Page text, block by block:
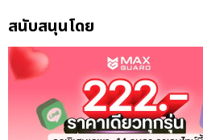
สนับสนุนโดย